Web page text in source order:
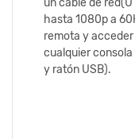
un cable de
hasta 1080p a
remota y
cualquier
y ratón USB).